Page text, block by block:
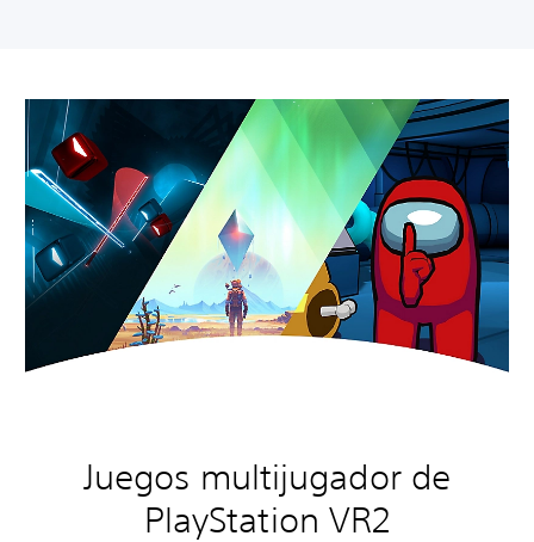
Juegos multijugador de
PlayStation VR2